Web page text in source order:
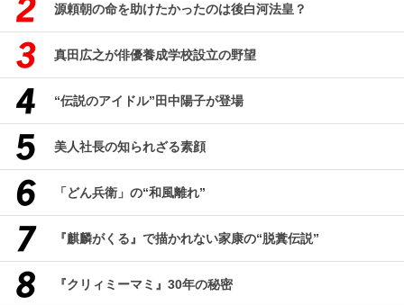
源頼朝の命を助けたかったのは後白河法皇？
真田広之が俳優養成学校設立の野望
“伝説のアイドル”田中陽子が登場
美人社長の知られざる素顔
「どん兵衛」の“和風離れ”
『麒麟がくる』で描かれない家康の“脱糞伝説”
『クリィミーマミ』30年の秘密